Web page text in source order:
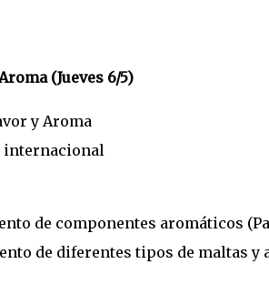
(Jueves 6/5)
y Aroma
de componentes aromáticos
de diferentes tipos de maltas